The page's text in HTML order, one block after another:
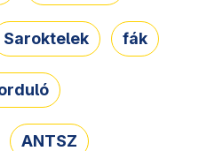
Saroktelek fák
ANTSZ